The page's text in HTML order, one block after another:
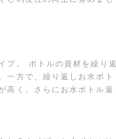
プ。 ボトルの資材を繰り返
一方で、繰り返しお水ボト
高く、さらにお水ボトル返